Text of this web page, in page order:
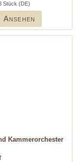
Stück (DE)
Ansehen
Kammerorchester